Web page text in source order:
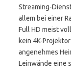
Streaming-
allem bei einer
Full HD meist
kein 4K-
angenehmes
Leinwände eine